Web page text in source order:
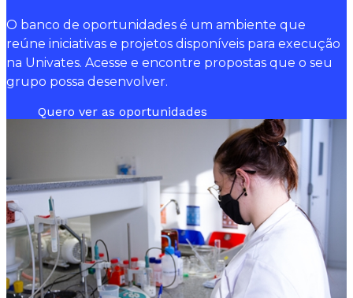
O banco de oportunidades é um ambiente que
reúne iniciativas e projetos disponíveis para execução
na Univates. Acesse e encontre propostas que o seu
grupo possa desenvolver.
Quero ver as oportunidades